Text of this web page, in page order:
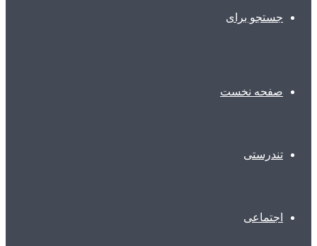
جستجو برای
صفحه نخست
تندرستی
اجتماعی